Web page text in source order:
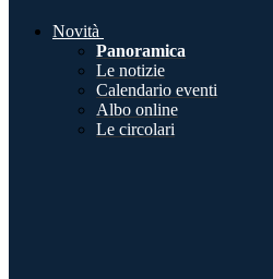
Novità
Panoramica
Le notizie
Calendario eventi
Albo online
Le circolari